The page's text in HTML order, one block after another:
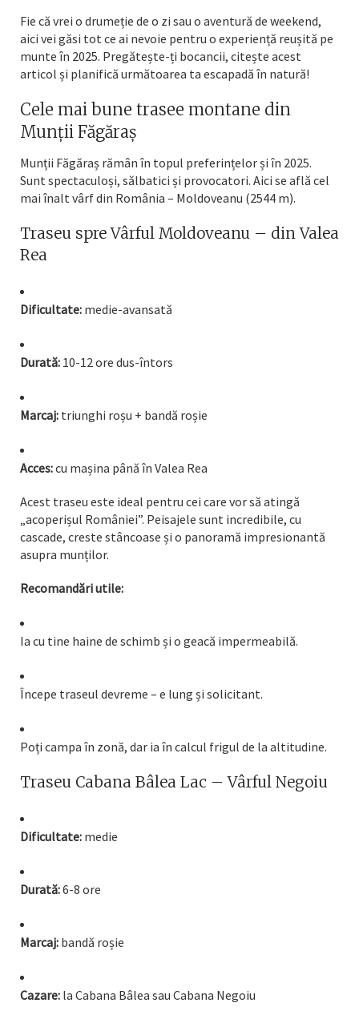
Fie că vrei o drumeție de o zi sau o aventură de weekend,
aici vei găsi tot ce ai nevoie pentru o experiență reușită pe
munte în 2025. Pregătește-ți bocancii, citește acest
articol și planifică următoarea ta escapadă în natură!
Cele mai bune trasee montane din
Munții Făgăraș
Munții Făgăraș rămân în topul preferințelor și în 2025.
Sunt spectaculoși, sălbatici și provocatori. Aici se află cel
mai înalt vârf din România – Moldoveanu (2544 m).
Traseu spre Vârful Moldoveanu – din Valea
Rea
Dificultate: medie-avansată
Durată: 10-12 ore dus-întors
Marcaj: triunghi roșu + bandă roșie
Acces:cu mașina până în Valea Rea
Acest traseu este ideal pentru cei care vor să atingă
„acoperișul României”. Peisajele sunt incredibile, cu
cascade, creste stâncoase și o panoramă impresionantă
asupra munților.
Recomandări utile:
Ia cu tine haine de schimb și o geacă impermeabilă.
Începe traseul devreme – e lung și solicitant.
Poți campa în zonă, dar ia în calcul frigul de la altitudine.
Traseu Cabana Bâlea Lac – Vârful Negoiu
Dificultate: medie
Durată:6-8 ore
Marcaj: bandă roșie
Cazare: la Cabana Bâlea sau Cabana Negoiu